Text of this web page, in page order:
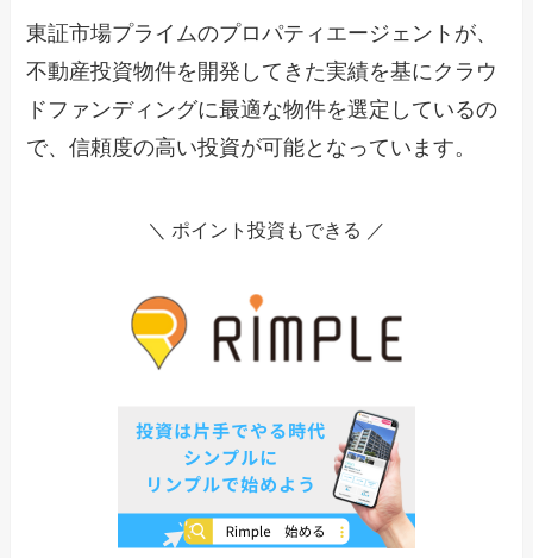
東証市場プライムのプロパティエージェントが、
不動産投資物件を開発してきた実績を基にクラウ
ドファンディングに最適な物件を選定しているの
で、信頼度の高い投資が可能となっています。
＼ ポイント投資もできる ／